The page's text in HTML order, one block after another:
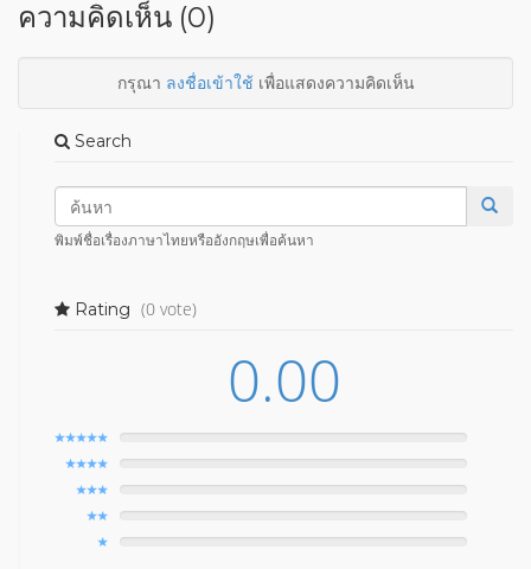
ความคิดเห็น (0)
กรุณา ลงชื่อเข้าใช้เพื่อแสดงความคิดเห็น
Search
พิมพ์ชื่อเรื่องภาษาไทยหรืออังกฤษเพื่อค้นหา
Rating (0 vote)
0.00